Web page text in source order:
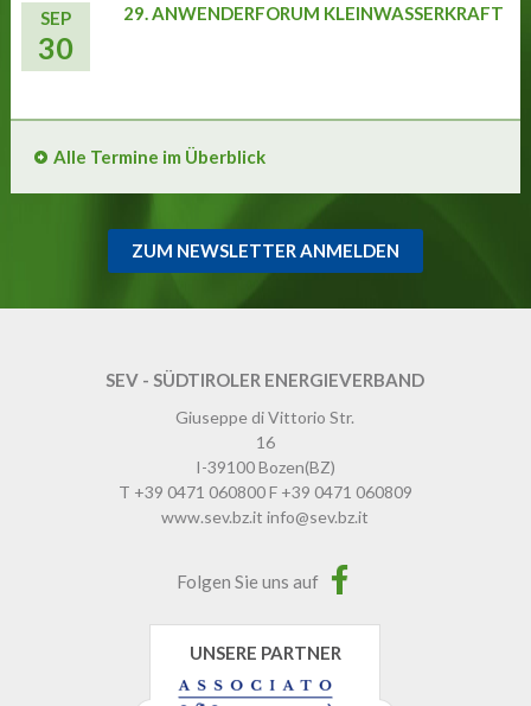
SEP
30
29. ANWENDERFORUM KLEINWASSERKRAFT
Alle Termine im Überblick
ZUM NEWSLETTER ANMELDEN
SEV - SÜDTIROLER ENERGIEVERBAND
Giuseppe di Vittorio Str.
16
I-39100Bozen(BZ)
T +39 0471 060800F +39 0471 060809
www.sev.bz.it info@sev.bz.it
Folgen Sie uns auf
UNSERE PARTNER